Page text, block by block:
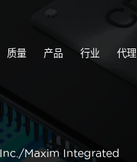
质量 产品 行业 代理
Maxim Integrated